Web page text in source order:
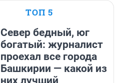
ТОП 5
Север бедный, юг
богатый: журналист
проехал все города
Башкирии — какой из
них лучший